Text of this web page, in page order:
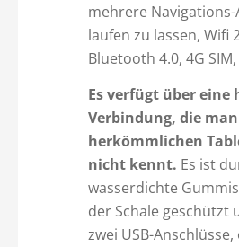
mehrere
laufen zu lassen, Wifi
Bluetooth 4.0, 4G
Es verfügt über eine
Verbindung, die
herkömmlichen
nicht kennt. Es ist
wasserdichte
der Schale geschützt
zwei USB-Anschlüsse,